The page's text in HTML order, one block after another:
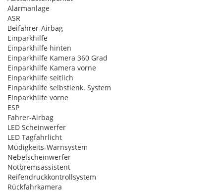
Alarmanlage
ASR
Beifahrer-Airbag
Einparkhilfe
Einparkhilfe hinten
Einparkhilfe Kamera 360 Grad
Einparkhilfe Kamera vorne
Einparkhilfe seitlich
Einparkhilfe selbstlenk. System
Einparkhilfe vorne
ESP
Fahrer-Airbag
LED Scheinwerfer
LED Tagfahrlicht
Müdigkeits-Warnsystem
Nebelscheinwerfer
Notbremsassistent
Reifendruckkontrollsystem
Rückfahrkamera